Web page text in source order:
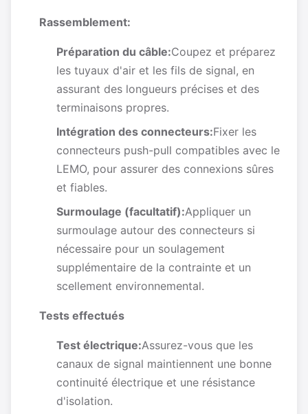
Rassemblement:
Préparation du câble:Coupez et préparez
les tuyaux d'air et les fils de signal, en
assurant des longueurs précises et des
terminaisons propres.
Intégration des connecteurs:Fixer les
connecteurs push-pull compatibles avec le
LEMO, pour assurer des connexions sûres
et fiables.
Surmoulage (facultatif):Appliquer un
surmoulage autour des connecteurs si
nécessaire pour un soulagement
supplémentaire de la contrainte et un
scellement environnemental.
Tests effectués
Test électrique:Assurez-vous que les
canaux de signal maintiennent une bonne
continuité électrique et une résistance
d'isolation.